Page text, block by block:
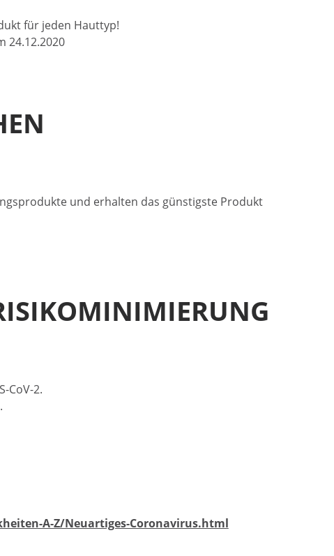
für jeden Hauttyp!
24.12.2020
und erhalten das günstigste Produkt
CoV-2.
A-Z/Neuartiges-Coronavirus.html